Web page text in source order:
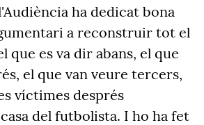
ha dedicat bona
a reconstruir tot el
que es va dir abans, el que
el que van veure tercers,
víctimes després
del futbolista. I ho ha fet